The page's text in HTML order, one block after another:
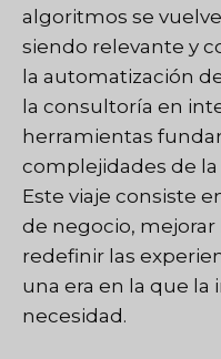
algoritmos se
siendo relevante y
la automatización
la consultoría en
herramientas
complejidades de
Este viaje consiste
de negocio, mejorar
redefinir las
una era en la que la
necesidad.